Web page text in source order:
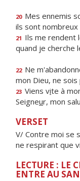
20 Mes ennemis
ils sont nombreux
21 Ils me rendent
quand je cherche
22 Ne
mon Dieu, ne sois
23 Viens vite à
Seigneur, mon
VERSET
V/ Contre moi se
ne respirant que
LECTURE : LE
ENTRE AU